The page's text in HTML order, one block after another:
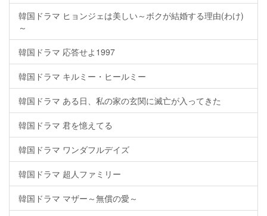
韓国ドラマ ヒョンジェは美しい～ボクが結婚する理由(わけ)
～
韓国ドラマ 応答せよ1997
韓国ドラマ キルミー・ヒールミー
韓国ドラマ ある日、私の家の玄関に滅亡が入ってきた
韓国ドラマ 君を憶えてる
韓国ドラマ ワンダフルデイズ
韓国ドラマ 超人ファミリー
韓国ドラマ マザー～無償の愛～